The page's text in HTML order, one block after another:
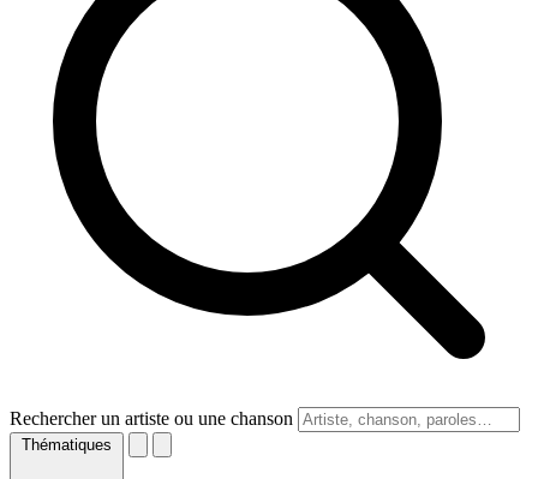
Rechercher un artiste ou une chanson
Thématiques